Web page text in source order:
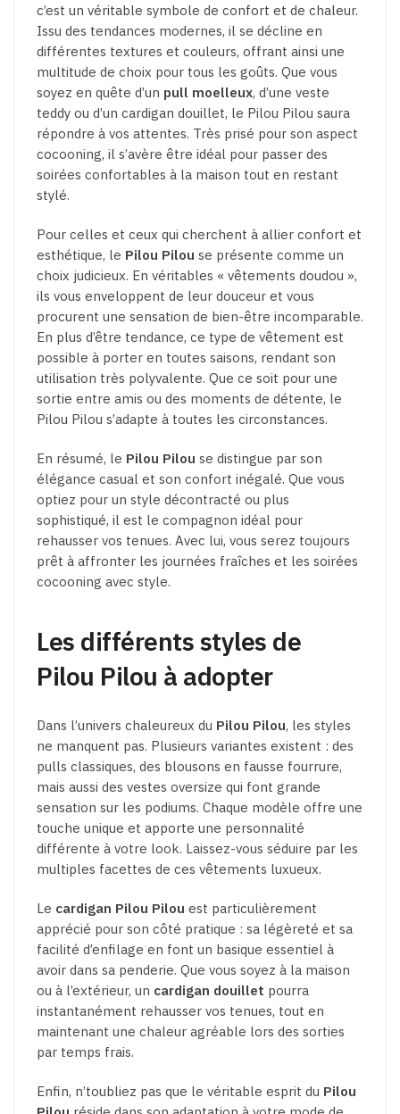
c’est un véritable symbole de confort et de chaleur.
Issu des tendances modernes, il se décline en
différentes textures et couleurs, offrant ainsi une
multitude de choix pour tous les goûts. Que vous
soyez en quête d’un pull moelleux, d’une veste
teddy ou d’un cardigan douillet, le Pilou Pilou saura
répondre à vos attentes. Très prisé pour son aspect
cocooning, il s’avère être idéal pour passer des
soirées confortables à la maison tout en restant
stylé.
Pour celles et ceux qui cherchent à allier confort et
esthétique, le Pilou Pilou se présente comme un
choix judicieux. En véritables « vêtements doudou »,
ils vous enveloppent de leur douceur et vous
procurent une sensation de bien-être incomparable.
En plus d’être tendance, ce type de vêtement est
possible à porter en toutes saisons, rendant son
utilisation très polyvalente. Que ce soit pour une
sortie entre amis ou des moments de détente, le
Pilou Pilou s’adapte à toutes les circonstances.
En résumé, le Pilou Pilou se distingue par son
élégance casual et son confort inégalé. Que vous
optiez pour un style décontracté ou plus
sophistiqué, il est le compagnon idéal pour
rehausser vos tenues. Avec lui, vous serez toujours
prêt à affronter les journées fraîches et les soirées
cocooning avec style.
Les différents styles de
Pilou Pilou à adopter
Dans l’univers chaleureux du Pilou Pilou, les styles
ne manquent pas. Plusieurs variantes existent : des
pulls classiques, des blousons en fausse fourrure,
mais aussi des vestes oversize qui font grande
sensation sur les podiums. Chaque modèle offre une
touche unique et apporte une personnalité
différente à votre look. Laissez-vous séduire par les
multiples facettes de ces vêtements luxueux.
Le cardigan Pilou Pilou est particulièrement
apprécié pour son côté pratique : sa légèreté et sa
facilité d’enfilage en font un basique essentiel à
avoir dans sa penderie. Que vous soyez à la maison
ou à l’extérieur, un cardigan douillet pourra
instantanément rehausser vos tenues, tout en
maintenant une chaleur agréable lors des sorties
par temps frais.
Enfin, n’toubliez pas que le véritable esprit du Pilou